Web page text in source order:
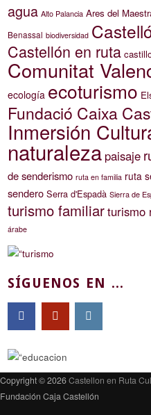
agua Alto Palancia Ares del
Benassal biodiversidad
Castellón en ruta
Comunitat
ecología ecoturismo
Fundació Caixa
Inmersión
naturaleza paisaje
de senderismo ruta en familia ruta
sendero Serra d'Espadà Sierra de
turismo familiarturismo
árabe
SÍGUENOS EN ...
Copyright © 2026Castellon en Ruta
Fundación Caja Castellón